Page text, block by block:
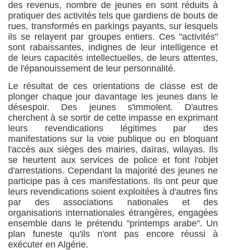
des revenus, nombre de jeunes en sont réduits à
pratiquer des activités tels que gardiens de bouts de
rues, transformés en parkings payants, sur lesquels
ils se relayent par groupes entiers. Ces "activités"
sont rabaissantes, indignes de leur intelligence et
de leurs capacités intellectuelles, de leurs attentes,
de l'épanouissement de leur personnalité.
Le résultat de ces orientations de classe est de
plonger chaque jour davantage les jeunes dans le
désespoir. Des jeunes s'immolent. D'autres
cherchent à se sortir de cette impasse en exprimant
leurs revendications légitimes par des
manifestations sur la voie publique ou en bloquant
l'accès aux sièges des mairies, daïras, wilayas. Ils
se heurtent aux services de police et font l'objet
d'arrestations. Cependant la majorité des jeunes ne
participe pas à ces manifestations. Ils ont peur que
leurs revendications soient exploitées à d'autres fins
par des associations nationales et des
organisations internationales étrangères, engagées
ensemble dans le prétendu "printemps arabe". Un
plan funeste qu'ils n'ont pas encore réussi à
exécuter en Algérie.